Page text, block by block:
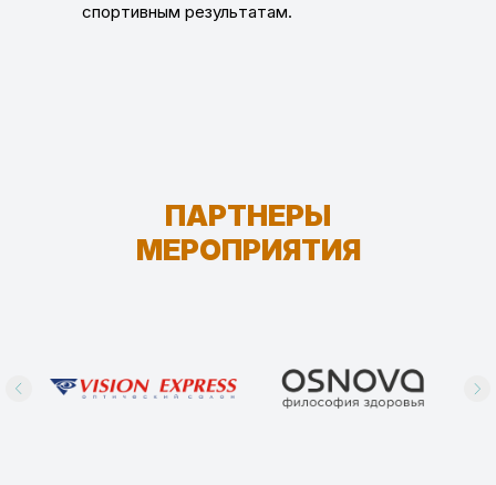
спортивным результатам.
ПАРТНЕРЫ
МЕРОПРИЯТИЯ